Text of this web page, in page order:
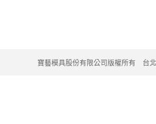
寶藝模具股份有限公司版權所有